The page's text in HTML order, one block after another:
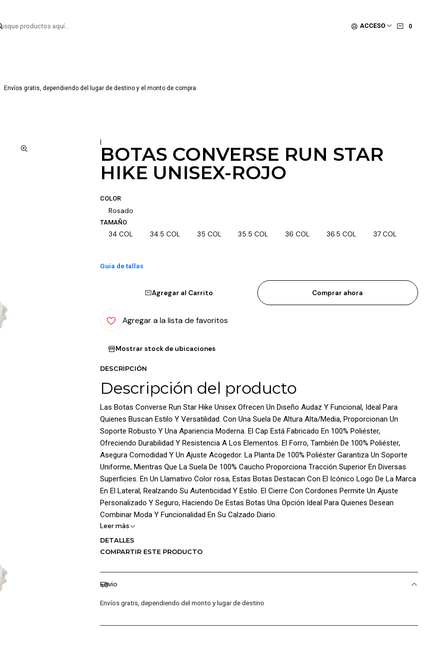
ACCESO 0
Envíos gratis, dependiendo del lugar de destino y el monto de compra
|
BOTAS CONVERSE RUN STAR
HIKE UNISEX-ROJO
COLOR
Rosado
TAMAÑO
34 COL 34.5 COL 35 COL 35.5 COL 36 COL 36.5 COL 37 COL
Guía de tallas
Agregar al Carrito Comprar ahora
Agregar a la lista de favoritos
Mostrar stock de ubicaciones
DESCRIPCIÓN
Descripción del producto
Las Botas Converse Run Star Hike Unisex Ofrecen Un Diseño Audaz Y Funcional, Ideal Para
Quienes Buscan Estilo Y Versatilidad. Con Una Suela De Altura Alta/Media, Proporcionan Un
Soporte Robusto Y Una Apariencia Moderna. El Cap Está Fabricado En 100% Poliéster,
Ofreciendo Durabilidad Y Resistencia A Los Elementos. El Forro, También De 100% Poliéster,
Asegura Comodidad Y Un Ajuste Acogedor. La Planta De 100% Poliéster Garantiza Un Soporte
Uniforme, Mientras Que La Suela De 100% Caucho Proporciona Tracción Superior En Diversas
Superficies. En Un Llamativo Color rosa, Estas Botas Destacan Con El Icónico Logo De La Marca
En El Lateral, Realzando Su Autenticidad Y Estilo. El Cierre Con Cordones Permite Un Ajuste
Personalizado Y Seguro, Haciendo De Estas Botas Una Opción Ideal Para Quienes Desean
Combinar Moda Y Funcionalidad En Su Calzado Diario.
Productos Originales: En Pacific Sport Colombia, Solo Vendemos Productos Originales,
Garantía De 30 Días: Cada Compra Incluye Una Garantía De 30 Días Por Defectos De
Atención Al Cliente Excepcional: Nuestro Equipo Está Siempre Disponible Para Ayudarte Con
Leer más
DETALLES
COMPARTIR ESTE PRODUCTO
Envio
Envíos gratis, dependiendo del monto y lugar de destino